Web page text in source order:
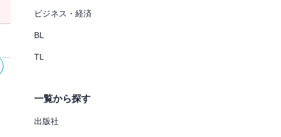
ビジネス・経済
BL
TL
一覧から探す
出版社